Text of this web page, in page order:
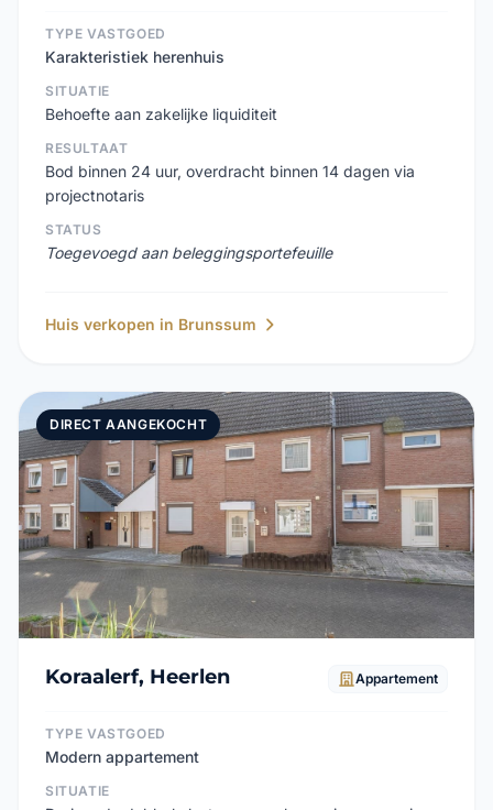
TYPE VASTGOED
Karakteristiek herenhuis
SITUATIE
Behoefte aan zakelijke liquiditeit
RESULTAAT
Bod binnen 24 uur, overdracht binnen 14 dagen via
projectnotaris
STATUS
Toegevoegd aan beleggingsportefeuille
Huis verkopen in Brunssum
DIRECT AANGEKOCHT
Koraalerf, Heerlen Appartement
TYPE VASTGOED
Modern appartement
SITUATIE